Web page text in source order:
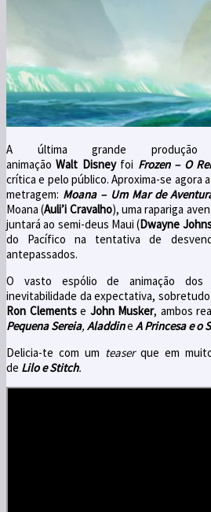
A última grande
animaçãoWalt Disneyfoi Frozen – O
crítica e pelo público. Aproxima-se agora
metragem: Moana – Um Mar de
Moana (Auli’i Cravalho), uma rapariga
juntará ao semi-deus Maui (Dwayne
do Pacífico na tentativa de
antepassados.
O vasto espólio de animação dos
inevitabilidade da expectativa,
Ron Clementse John Musker, ambos
Pequena Sereia, Aladdine A Princesa e o
Delicia-te com um teaser que em
de Lilo e Stitch.